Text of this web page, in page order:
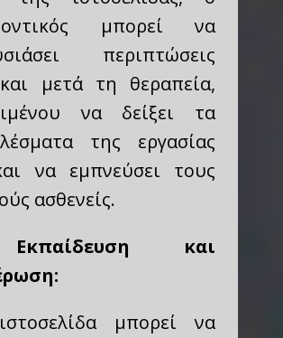
μπορεί να
περιπτώσεις
μετά τη θεραπεία,
να δείξει τα
της εργασίας
να εμπνεύσει τους
ασθενείς.
και
μπορεί να